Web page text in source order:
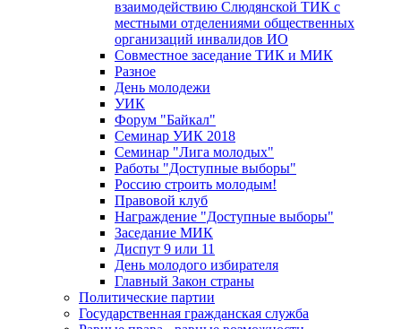
взаимодействию Слюдянской ТИК с
местными отделениями общественных
организаций инвалидов ИО
Совместное заседание ТИК и МИК
Разное
День молодежи
УИК
Форум "Байкал"
Семинар УИК 2018
Семинар "Лига молодых"
Работы "Доступные выборы"
Россию строить молодым!
Правовой клуб
Награждение "Доступные выборы"
Заседание МИК
Диспут 9 или 11
День молодого избирателя
Главный Закон страны
Политические партии
Государственная гражданская служба